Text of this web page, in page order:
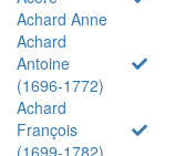
Achard Anne
Achard
Antoine
(1696-1772)
Achard
François
(1699-1782)